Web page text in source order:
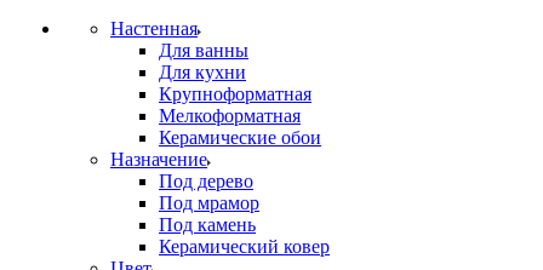
Настенная
Для ванны
Для кухни
Крупноформатная
Мелкоформатная
Керамические обои
Назначение
Под дерево
Под мрамор
Под камень
Керамический ковер